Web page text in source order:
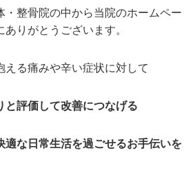
・整骨院の中から当院のホームペー
りがとうございます。
える痛みや辛い症状に対して
と評価して改善につなげる
適な日常生活を過ごせるお手伝いを